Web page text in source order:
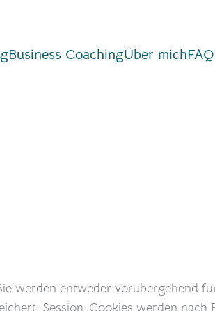
Business CoachingÜber michFAQ
werden entweder vorübergehend
Session-Cookies werden nach